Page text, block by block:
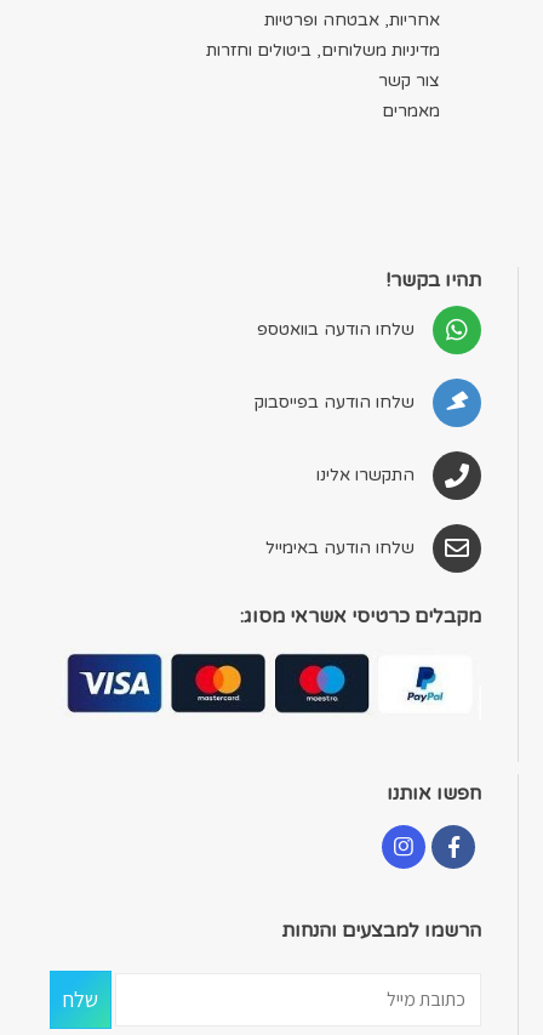
אחריות, אבטחה ופרטיות
מדיניות משלוחים, ביטולים וחזרות
צור קשר
מאמרים
תהיו בקשר!
שלחו הודעה בוואטספ
שלחו הודעה בפייסבוק
התקשרו אלינו
שלחו הודעה באימייל
מקבלים כרטיסי אשראי מסוג:
חפשו אותנו
הרשמו למבצעים והנחות